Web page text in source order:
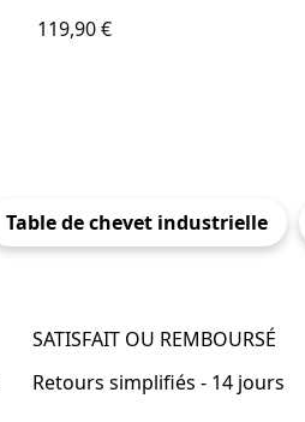
119,90€
Table de chevet industrielle
SATISFAIT OU REMBOURSÉ
Retours simplifiés - 14 jours